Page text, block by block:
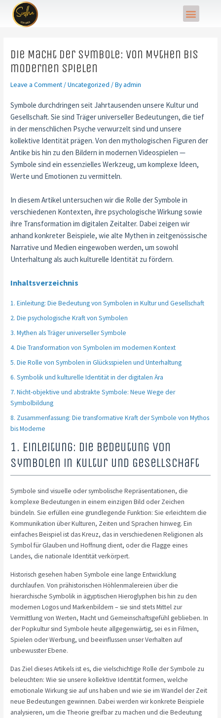
content
Menu
Die Macht der Symbole: Von Mythen bis
modernen Spielen
Leave a Comment/Uncategorized / Byadmin
Symbole durchdringen seit Jahrtausenden unsere Kultur und
Gesellschaft. Sie sind Träger universeller Bedeutungen, die tief
in der menschlichen Psyche verwurzelt sind und unsere
kollektive Identität prägen. Von den mythologischen Figuren der
Antike bis hin zu den Bildern in modernen Videospielen —
Symbole sind ein essenzielles Werkzeug, um komplexe Ideen,
Werte und Emotionen zu vermitteln.
In diesem Artikel untersuchen wir die Rolle der Symbole in
verschiedenen Kontexten, ihre psychologische Wirkung sowie
ihre Transformation im digitalen Zeitalter. Dabei zeigen wir
anhand konkreter Beispiele, wie alte Mythen in zeitgenössische
Narrative und Medien eingewoben werden, um sowohl
Unterhaltung als auch kulturelle Identität zu fördern.
Inhaltsverzeichnis
1. Einleitung: Die Bedeutung von Symbolen in Kultur und Gesellschaft
2. Die psychologische Kraft von Symbolen
3. Mythen als Träger universeller Symbole
4. Die Transformation von Symbolen im modernen Kontext
5. Die Rolle von Symbolen in Glücksspielen und Unterhaltung
6. Symbolik und kulturelle Identität in der digitalen Ära
7. Nicht-objektive und abstrakte Symbole: Neue Wege der
Symbolbildung
8. Zusammenfassung: Die transformative Kraft der Symbole von Mythos
bis Moderne
1. Einleitung: Die Bedeutung von
Symbolen in Kultur und Gesellschaft
Symbole sind visuelle oder symbolische Repräsentationen, die
komplexe Bedeutungen in einem einzigen Bild oder Zeichen
bündeln. Sie erfüllen eine grundlegende Funktion: Sie erleichtern die
Kommunikation über Kulturen, Zeiten und Sprachen hinweg. Ein
einfaches Beispiel ist das Kreuz, das in verschiedenen Religionen als
Symbol für Glauben und Hoffnung dient, oder die Flagge eines
Landes, die nationale Identität verkörpert.
Historisch gesehen haben Symbole eine lange Entwicklung
durchlaufen. Von prähistorischen Höhlenmalereien über die
hierarchische Symbolik in ägyptischen Hieroglyphen bis hin zu den
modernen Logos und Markenbildern – sie sind stets Mittel zur
Vermittlung von Werten, Macht und Gemeinschaftsgefühl geblieben. In
der Popkultur sind Symbole heute allgegenwärtig, sei es in Filmen,
Spielen oder Werbung, und beeinflussen unser Verhalten auf
unbewusster Ebene.
Das Ziel dieses Artikels ist es, die vielschichtige Rolle der Symbole zu
beleuchten: Wie sie unsere kollektive Identität formen, welche
emotionale Wirkung sie auf uns haben und wie sie im Wandel der Zeit
neue Bedeutungen gewinnen. Dabei werden wir konkrete Beispiele
analysieren, um die Theorie greifbar zu machen und die Bedeutung
Post
navigation